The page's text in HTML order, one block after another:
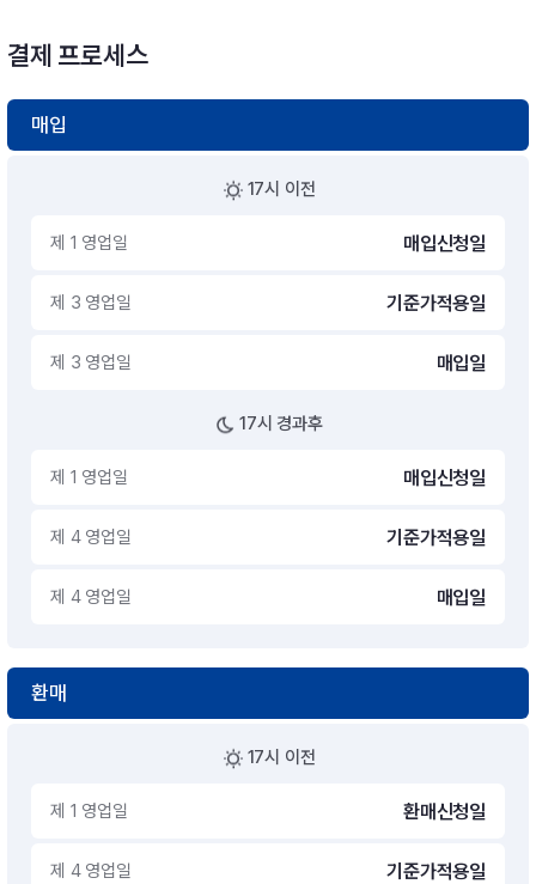
결제 프로세스
매입
17시 이전
제 1 영업일 매입신청일
제 3 영업일 기준가적용일
제 3 영업일 매입일
17시 경과후
제 1 영업일 매입신청일
제 4 영업일 기준가적용일
제 4 영업일 매입일
환매
17시 이전
제 1 영업일 환매신청일
제 4 영업일 기준가적용일